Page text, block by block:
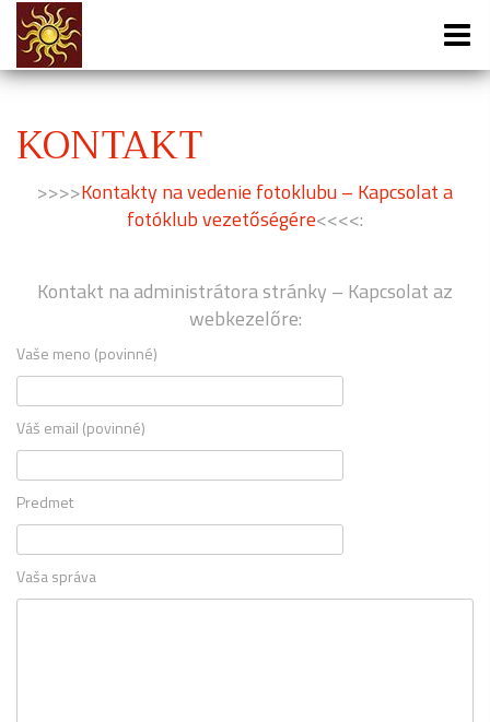
KONTAKT
>>>>Kontakty na vedenie fotoklubu – Kapcsolat a
fotóklub vezetőségére<<<<:
Kontakt na administrátora stránky – Kapcsolat az
webkezelőre:
Vaše meno (povinné)
Váš email (povinné)
Predmet
Vaša správa